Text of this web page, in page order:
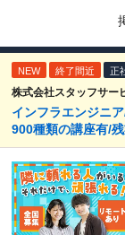
NEW 終了間近 正
株式会社スタッフサー
インフラエンジニ
900種類の講座有/